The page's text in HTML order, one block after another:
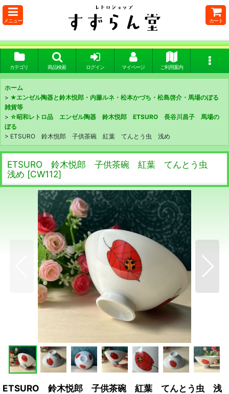
メニュー カート
カテゴリ 商品検索 ログイン マイページ ご利用案内
ホーム
> ★エンゼル陶器と鈴木悦郎・内藤ルネ・松本かづち・松島啓介・馬場のぼる
雑貨等
> ☆昭和レトロ品 エンゼル陶器 鈴木悦郎 ETSURO 長谷川昌子 馬場の
ぼる
> ETSURO 鈴木悦郎 子供茶碗 紅葉 てんとう虫 浅め
ETSURO 鈴木悦郎 子供茶碗 紅葉 てんとう虫
浅め [CW112]
ETSURO 鈴木悦郎 子供茶碗 紅葉 てんとう虫 浅